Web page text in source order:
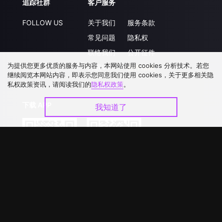
追踪社群
FOLLOW US
客户服务
关于我们
常见问题
联络我们
升级VIP
服务条款
隐私权
公开征件
合作洽談
为提供您更多优质的服务与内容，本网站使用 cookies 分析技术。若您
继续阅览本网站内容，即表示您同意我们使用 cookies，关于更多相关隐
私权政策资讯，请阅读我们的隐私权政策。
我知道了